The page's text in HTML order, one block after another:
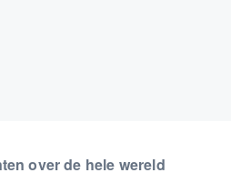
over de hele wereld